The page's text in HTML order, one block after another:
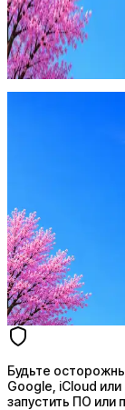
Будьте
Google, iCloud или
запустить ПО или
Жмите
Будьте
Google, iCloud или
запустить ПО или